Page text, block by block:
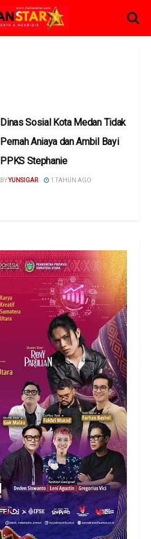
Dinas Sosial Kota Medan Tidak
Pernah Aniaya dan Ambil Bayi
PPKS Stephanie
BYYUNSIGAR 1 TAHUN AGO